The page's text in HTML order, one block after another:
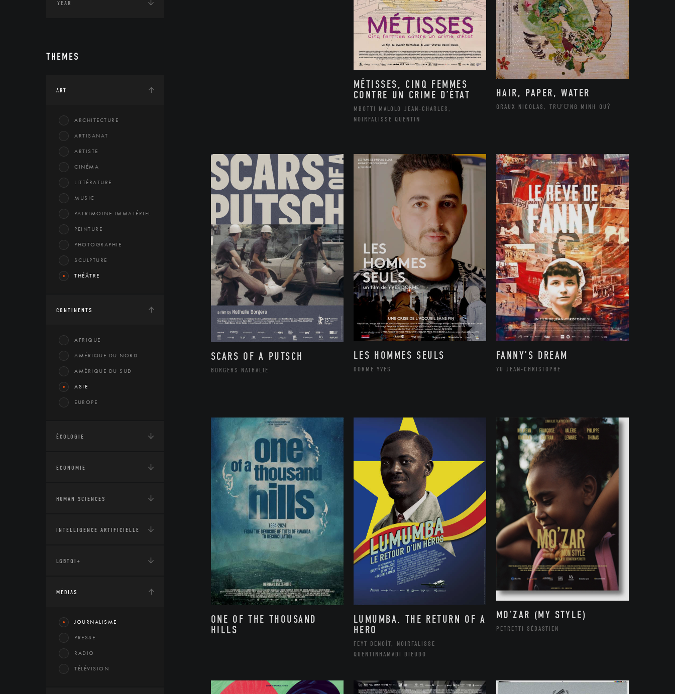
THEMES
ART
ARCHITECTURE
ARTISANAT
ARTISTE
CINÉMA
LITTÉRATURE
MUSIC
PATRIMOINE IMMATÉRIEL
PEINTURE
PHOTOGRAPHIE
SCULPTURE
THÉÂTRE
CONTINENTS
AFRIQUE
AMÉRIQUE DU NORD
AMÉRIQUE DU SUD
ASIE
EUROPE
ÉCOLOGIE
ECONOMIE
HUMAN SCIENCES
INTELLIGENCE ARTIFICIELLE
LGBTQI+
MÉDIAS
JOURNALISME
PRESSE
RADIO
TÉLÉVISION
MÉTISSES, CINQ FEMMES
CONTRE UN CRIME D’ÉTAT
MBOTTI MALOLO JEAN-CHARLES,
NOIRFALISSE QUENTIN
HAIR, PAPER, WATER
GRAUX NICOLAS, TRƯƠNG MINH QUÝ
SCARS OF A PUTSCH
BORGERS NATHALIE
LES HOMMES SEULS
DORME YVES
FANNY’S DREAM
YU JEAN-CHRISTOPHE
ONE OF THE THOUSAND
HILLS
LUMUMBA, THE RETURN OF A
HERO
FEYT BENOÎT, NOIRFALISSE
QUENTINHAMADI DIEUDO
MO’ZAR (MY STYLE)
PETRETTI SÉBASTIEN